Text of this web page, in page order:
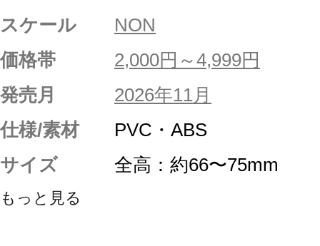
スケール
NON
価格帯
2,000円～4,999円
発売月
2026年11月
仕様/素材
PVC・ABS
サイズ
全高：約66〜75mm
もっと見る